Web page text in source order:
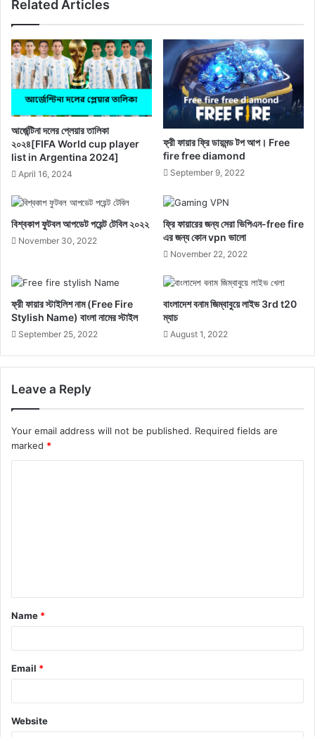
Related Articles
আর্জেন্টিনা দলের প্লেয়ার তালিকা
২০২৪[FIFA World cup player
list in Argentina 2024]
April 16, 2024
ফ্রী ফায়ার ফ্রি ডায়মন্ড টপ আপ। Free
fire free diamond
September 9, 2022
বিশ্বকাপ ফুটবল আপডেট পয়েন্ট টেবিল ২০২২
November 30, 2022
ফ্রি ফায়ারের জন্য সেরা ভিপিএন-free fire
এর জন্য কোন vpn ভালো
November 22, 2022
ফ্রী ফায়ার স্টাইলিশ নাম (Free Fire
Stylish Name) বাংলা নামের স্টাইল
September 25, 2022
বাংলাদেশ বনাম জিম্বাবুয়ে লাইভ 3rd t20
ম্যাচ
August 1, 2022
Leave a Reply
Your email address will not be published. Required fields are
marked *
t
*
Name *
Email *
Website